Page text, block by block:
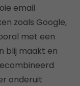
email
zoals Google,
met een
blij maakt en
onderuit